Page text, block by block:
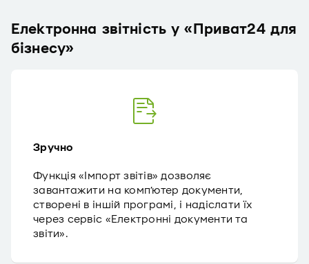
Електронна звітність у «Приват24 для
бізнесу»
Зручно
Функція «Імпорт звітів» дозволяє
завантажити на комп’ютер документи,
створені в іншій програмі, і надіслати їх
через сервіс «Електронні документи та
звіти».